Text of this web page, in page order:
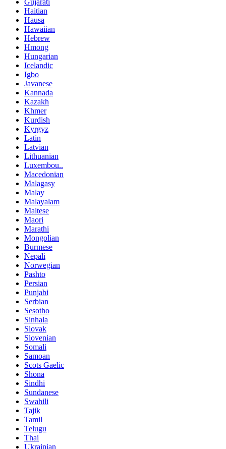
Haitian
Hausa
Hawaiian
Hebrew
Hmong
Hungarian
Icelandic
Igbo
Javanese
Kannada
Kazakh
Khmer
Kurdish
Kyrgyz
Latin
Latvian
Lithuanian
Luxembou..
Macedonian
Malagasy
Malay
Malayalam
Maltese
Maori
Marathi
Mongolian
Burmese
Nepali
Norwegian
Pashto
Persian
Punjabi
Serbian
Sesotho
Sinhala
Slovak
Slovenian
Somali
Samoan
Scots Gaelic
Shona
Sindhi
Sundanese
Swahili
Tajik
Tamil
Telugu
Thai
Ukrainian